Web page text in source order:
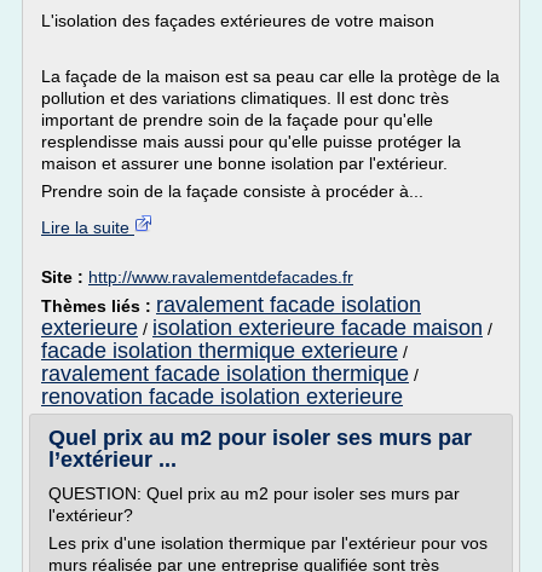
L'isolation des façades extérieures de votre maison
La façade de la maison est sa peau car elle la protège de la
pollution et des variations climatiques. Il est donc très
important de prendre soin de la façade pour qu'elle
resplendisse mais aussi pour qu'elle puisse protéger la
maison et assurer une bonne isolation par l'extérieur.
Prendre soin de la façade consiste à procéder à...
Lire la suite
Site : http://www.ravalementdefacades.fr
Thèmes liés : ravalement facade isolation
exterieure / isolation exterieure facade maison /
facade isolation thermique exterieure /
ravalement facade isolation thermique /
renovation facade isolation exterieure
Quel prix au m2 pour isoler ses murs par
l’extérieur ...
QUESTION: Quel prix au m2 pour isoler ses murs par
l'extérieur?
Les prix d'une isolation thermique par l'extérieur pour vos
murs réalisée par une entreprise qualifiée sont très